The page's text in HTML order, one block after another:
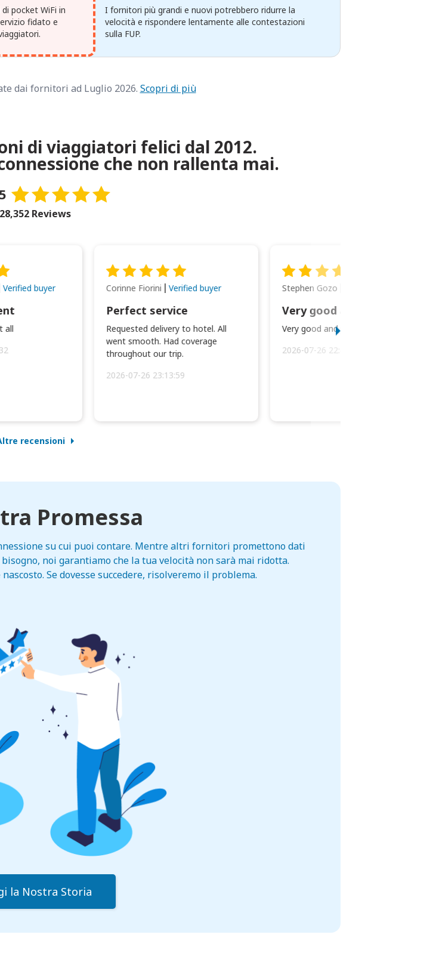
pocket WiFi in
fidato e
I fornitori più grandi e nuovi potrebbero ridurre la
velocità e rispondere lentamente alle contestazioni
sulla FUP.
dai fornitori ad Luglio 2026. Scopri di più
di viaggiatori felici dal 2012.
che non rallenta mai.
28,352 Reviews
Verified buyer
all
Corinne Fiorini Verified buyer
Perfect service
Requested delivery to hotel. All
went smooth. Had coverage
throughout our trip.
2026-07-26 23:13:59
Stephen Gozo
Very good and prompt service.
2026-07-26 22:43:45
recensioni
Promessa
su cui puoi contare. Mentre altri fornitori promettono dati
noi garantiamo che la tua velocità non sarà mai ridotta.
Se dovesse succedere, risolveremo il problema.
la Nostra Storia